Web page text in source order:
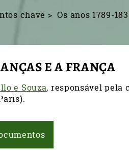
chave Os anos 1789-
E A FRANÇA
e Souza, responsável pela